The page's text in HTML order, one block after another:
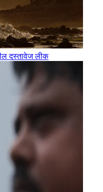
दस्तावेज लीक